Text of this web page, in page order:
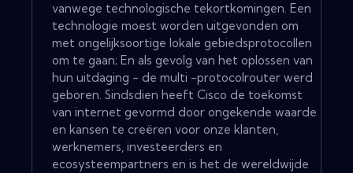
vanwege technologische tekortkomingen. Een
technologie moest worden uitgevonden om
met ongelijksoortige lokale gebiedsprotocollen
om te gaan; En als gevolg van het oplossen van
hun uitdaging - de multi -protocolrouter werd
geboren. Sindsdien heeft Cisco de toekomst
van internet gevormd door ongekende waarde
en kansen te creëren voor onze klanten,
werknemers, investeerders en
ecosysteempartners en is het de wereldwijde